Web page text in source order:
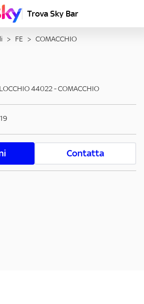
Trova Sky Bar
> FE > COMACCHIO
44022-COMACCHIO
Contatta